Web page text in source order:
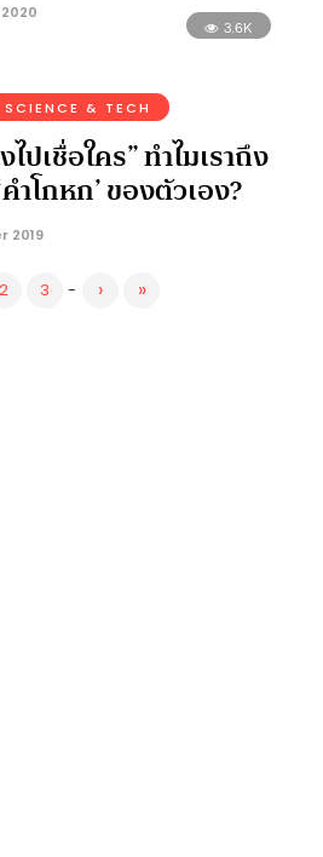
3.6K
SCIENCE & TECH
ปเชื่อใคร” ทำไมเราถึง
ำโกหก’ ของตัวเอง?
2019
2 3 - › »